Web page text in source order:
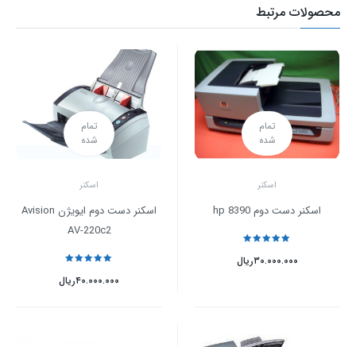
محصولات مرتبط
تمام
شده
اسکنر
اسکنر دست دوم hp 8390
ریال۳۰.۰۰۰.۰۰۰
تمام
شده
اسکنر
اسکنر دست دوم ایویژن Avision
AV-220c2
ریال۴۰.۰۰۰.۰۰۰